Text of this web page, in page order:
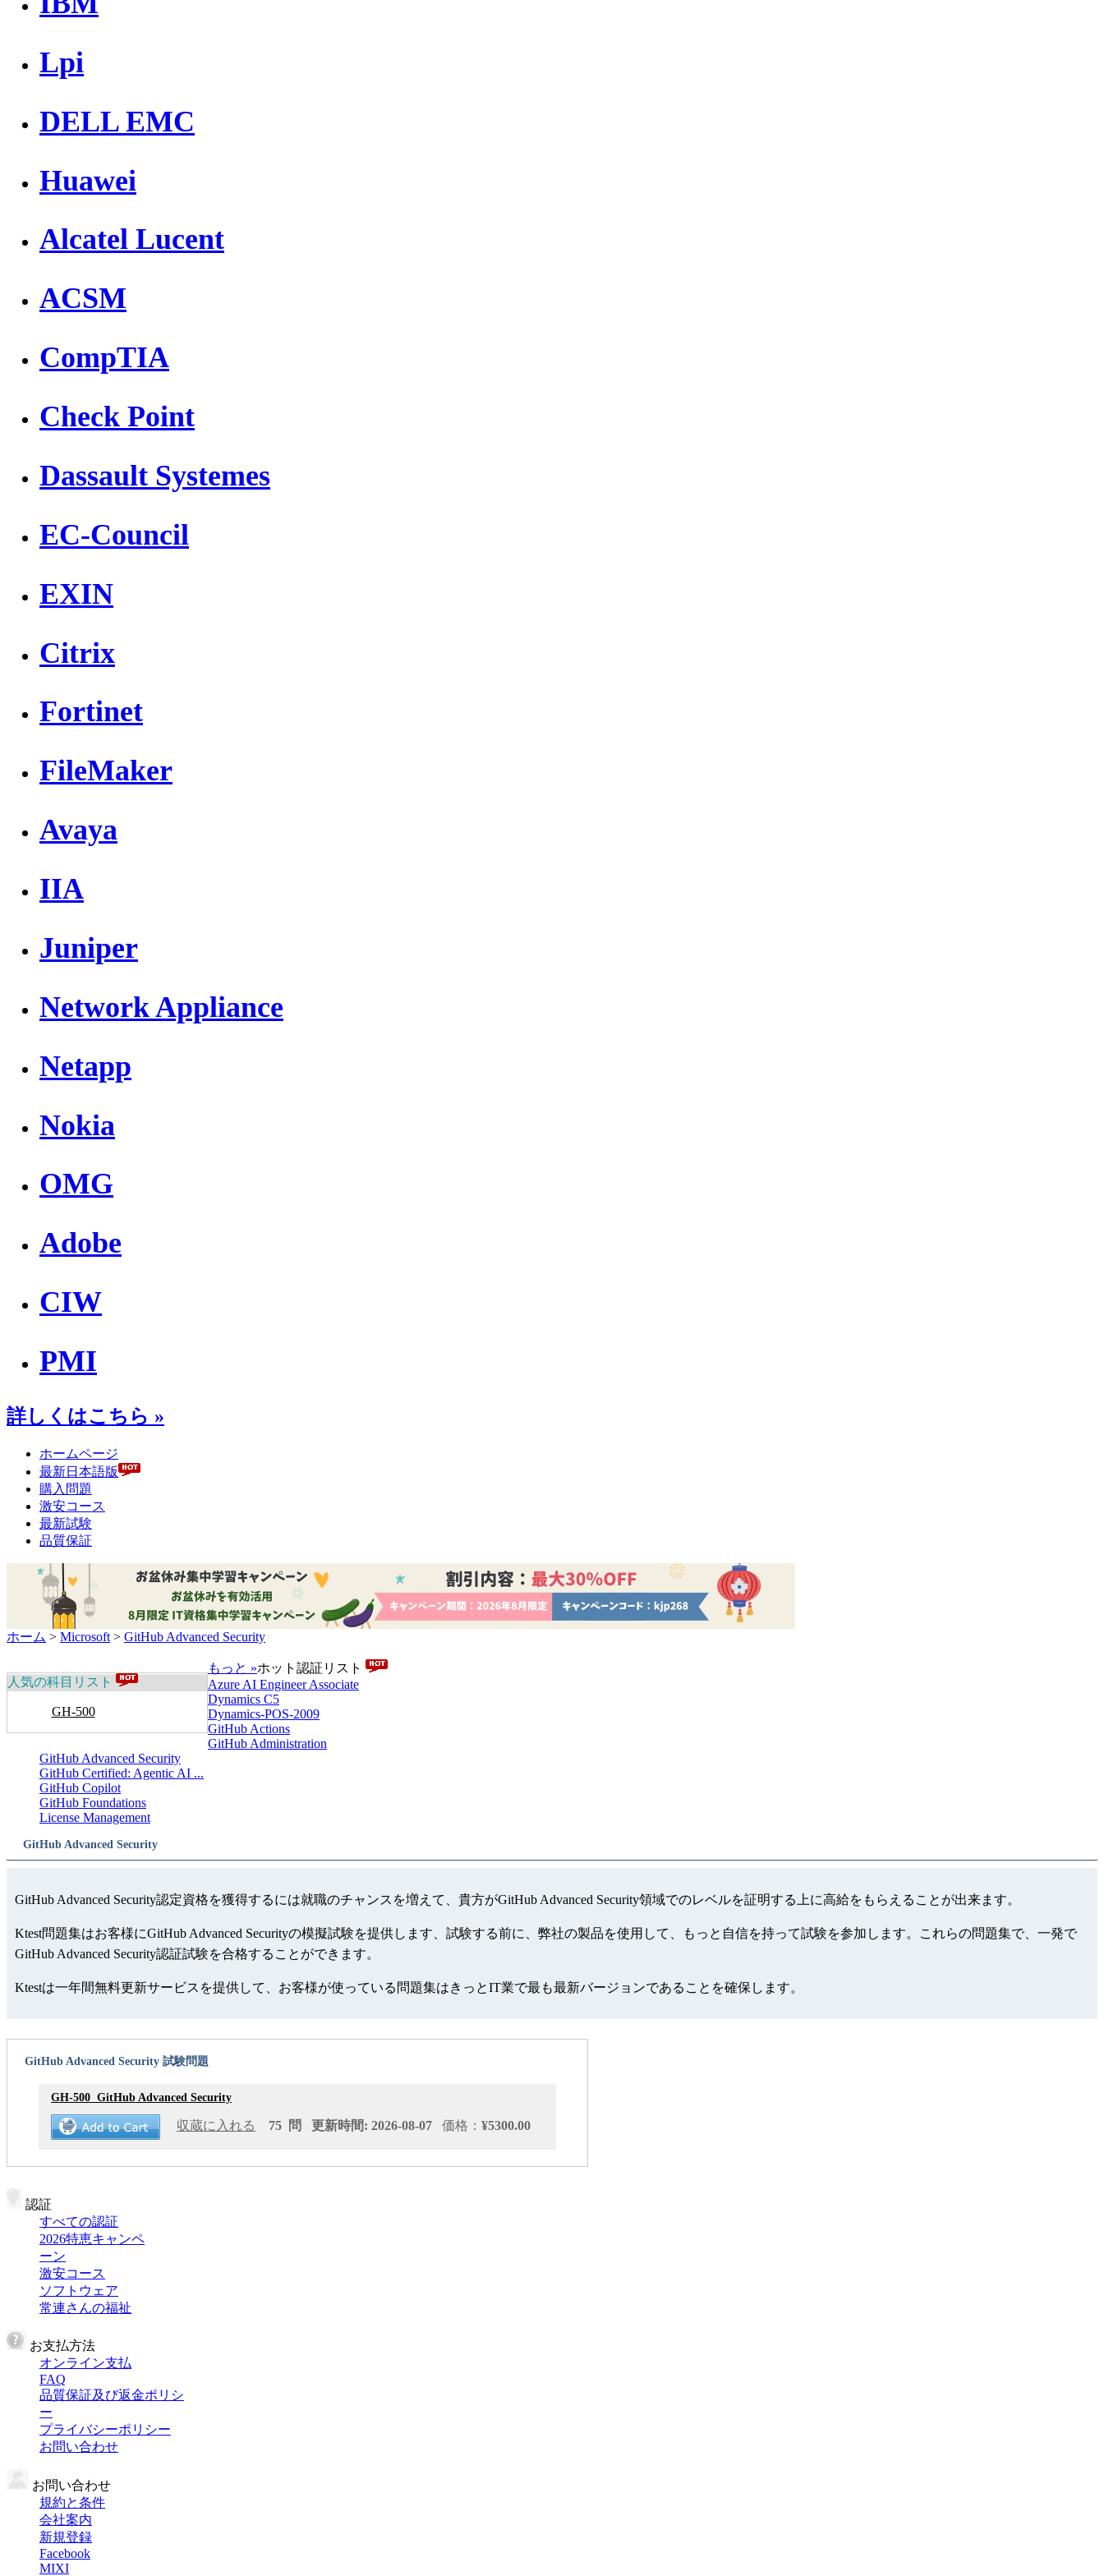
Lpi
DELL EMC
Huawei
Alcatel Lucent
ACSM
CompTIA
Check Point
Dassault Systemes
EC-Council
EXIN
Citrix
Fortinet
FileMaker
Avaya
IIA
Juniper
Network Appliance
Netapp
Nokia
OMG
Adobe
CIW
PMI
詳しくはこちら »
ホームページ
最新日本語版
購入問題
激安コース
最新試験
品質保証
ホーム > Microsoft > GitHub Advanced Security
人気の科目リスト
GH-500
もっと »ホット認証リスト
Azure AI Engineer Associate
Dynamics C5
Dynamics-POS-2009
GitHub Actions
GitHub Administration
GitHub Advanced Security
GitHub Certified: Agentic AI ...
GitHub Copilot
GitHub Foundations
License Management
GitHub Advanced Security
GitHub Advanced Security認定資格を獲得するには就職のチャンスを増えて、貴方がGitHub Advanced Security領域でのレベルを証明する上に高給をもらえることが出来ます。
Ktest問題集はお客様にGitHub Advanced Securityの模擬試験を提供します、試験する前に、弊社の製品を使用して、もっと自信を持って試験を参加します。これらの問題集で、一発で
GitHub Advanced Security認証試験を合格することができます。
Ktestは一年間無料更新サービスを提供して、お客様が使っている問題集はきっとIT業で最も最新バージョンであることを確保します。
GitHub Advanced Security 試験問題
GH-500 GitHub Advanced Security
収蔵に入れる 75 問 更新時間: 2026-08-07 価格： ¥5300.00
認証
すべての認証
2026特恵キャンペ
ーン
激安コース
ソフトウェア
常連さんの福祉
お支払方法
オンライン支払
FAQ
品質保証及び返金ポリシ
ー
プライバシーポリシー
お問い合わせ
お問い合わせ
規約と条件
会社案内
新規登録
Facebook
MIXI